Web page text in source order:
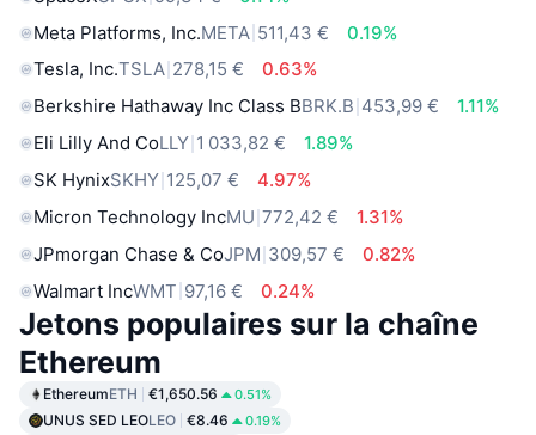
Meta Platforms, Inc.META 511,43 €
0.19%
Tesla, Inc.TSLA 278,15 €
0.63%
Berkshire Hathaway Inc Class BBRK.B 453,99 €
1.11%
Eli Lilly And CoLLY 1 033,82 €
1.89%
SK HynixSKHY 125,07 €
4.97%
Micron Technology IncMU 772,42 €
1.31%
JPmorgan Chase & CoJPM 309,57 €
0.82%
Walmart IncWMT 97,16 € 0.24%
Jetons populaires sur la chaîne
Ethereum
EthereumETH €1,650.56 0.51%
UNUS SED LEOLEO €8.46 0.19%